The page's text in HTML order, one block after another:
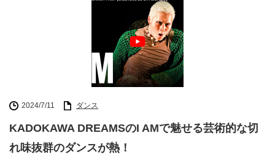
2024/7/11 ダンス
KADOKAWA DREAMSのI AMで魅せる芸術的な切
れ味抜群のダンスが熱！